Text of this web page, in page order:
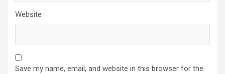
Website
Save my name, email, and website in this browser for the